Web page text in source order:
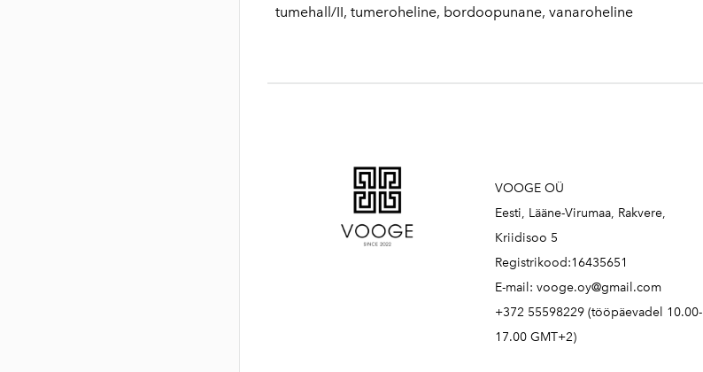
tumehall/II, tumeroheline, bordoopunane, vanaroheline
VOOGE OÜ
Eesti, Lääne-Virumaa, Rakvere,
Kriidisoo 5
Registrikood:16435651
E-mail: vooge.oy@gmail.com
+372 55598229 (tööpäevadel 10.00-
17.00 GMT+2)